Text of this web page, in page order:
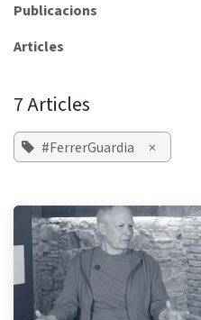
Publicacions
Articles
7 Articles
#FerrerGuardia ×